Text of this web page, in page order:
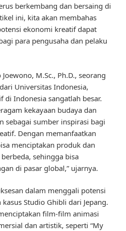
berkembang dan bersaing di
ini, kita akan membahas
ekonomi kreatif dapat
para pengusaha dan pelaku
M.Sc., Ph.D., seorang
Universitas Indonesia,
di Indonesia sangatlah besar.
kekayaan budaya dan
sebagai sumber inspirasi bagi
Dengan memanfaatkan
menciptakan produk dan
sehingga bisa
di pasar global,” ujarnya.
dalam menggali potensi
Studio Ghibli dari Jepang.
film-film animasi
dan artistik, seperti “My